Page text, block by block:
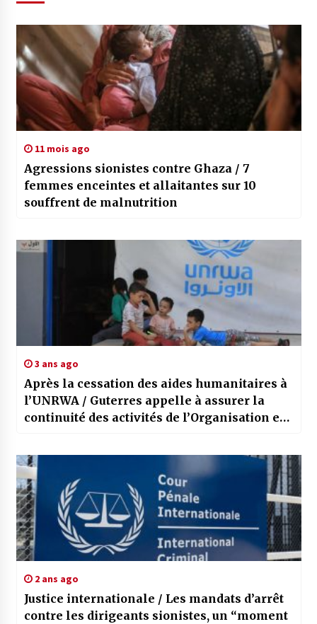
11 mois ago
Agressions sionistes contre Ghaza / 7
femmes enceintes et allaitantes sur 10
3 ans ago
Après la cessation des aides humanitaires à
l’UNRWA / Guterres appelle à assurer la
continuité des activités de l’Organisation en
2 ans ago
Justice internationale / Les mandats d’arrêt
contre les dirigeants sionistes, un “moment